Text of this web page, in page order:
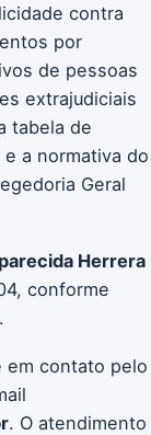
contra
por
de pessoas
extrajudiciais
tabela de
e a normativa do
Geral
Herrera
conforme
em contato pelo
. O atendimento